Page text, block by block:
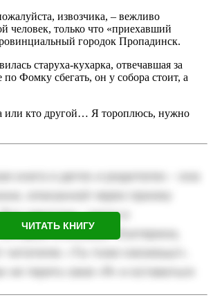
извозчика, – вежливо
человек, только что «приехавший
городок Пропадинск.
старуха-кухарка, отвечавшая за
Фомку сбегать, он у собора стоит, а
или кто другой… Я тороплюсь, нужно
ЧИТАТЬ КНИГУ